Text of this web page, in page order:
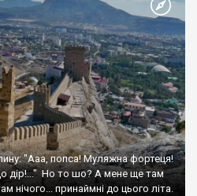
"Ааа, попса! Муляжна фортеця!
дір!..." Но то шо? А мене ще там
нічого... принаймні до цього літа.